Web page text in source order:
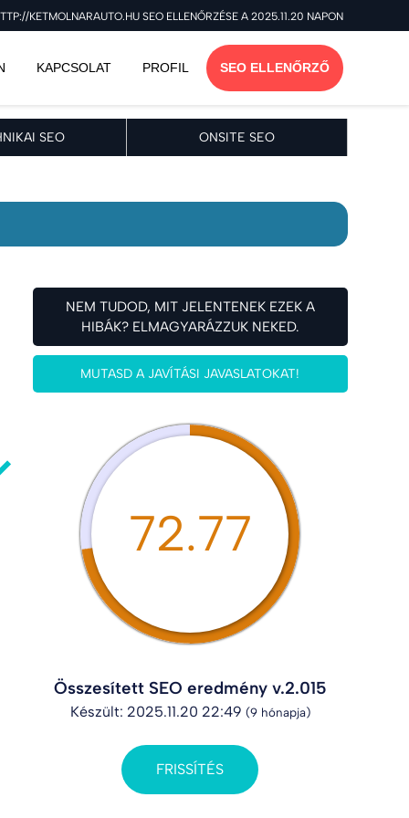
KETMOLNARAUTO.HU SEO ELLENŐRZÉSE A 2025.11.20 NAPON
KAPCSOLAT PROFIL SEO ELLENŐRZŐ
SEO ONSITE SEO
NEM TUDOD, MIT JELENTENEK EZEK A
HIBÁK? ELMAGYARÁZZUK NEKED.
MUTASD A JAVÍTÁSI JAVASLATOKAT!
72.77
Összesített SEO eredmény v.2.015
Készült: 2025.11.20 22:49 (9 hónapja)
FRISSÍTÉS